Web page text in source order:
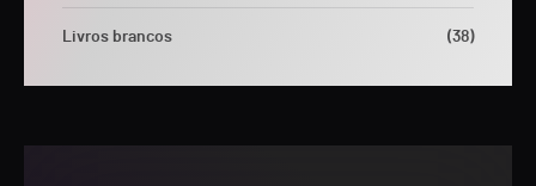
Livros brancos (38)